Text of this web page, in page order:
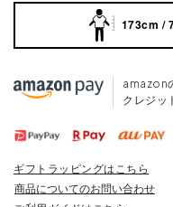
173cm /
amazon
クレジッ
ギフトラッピングはこちら
商品についてのお問い合わせ